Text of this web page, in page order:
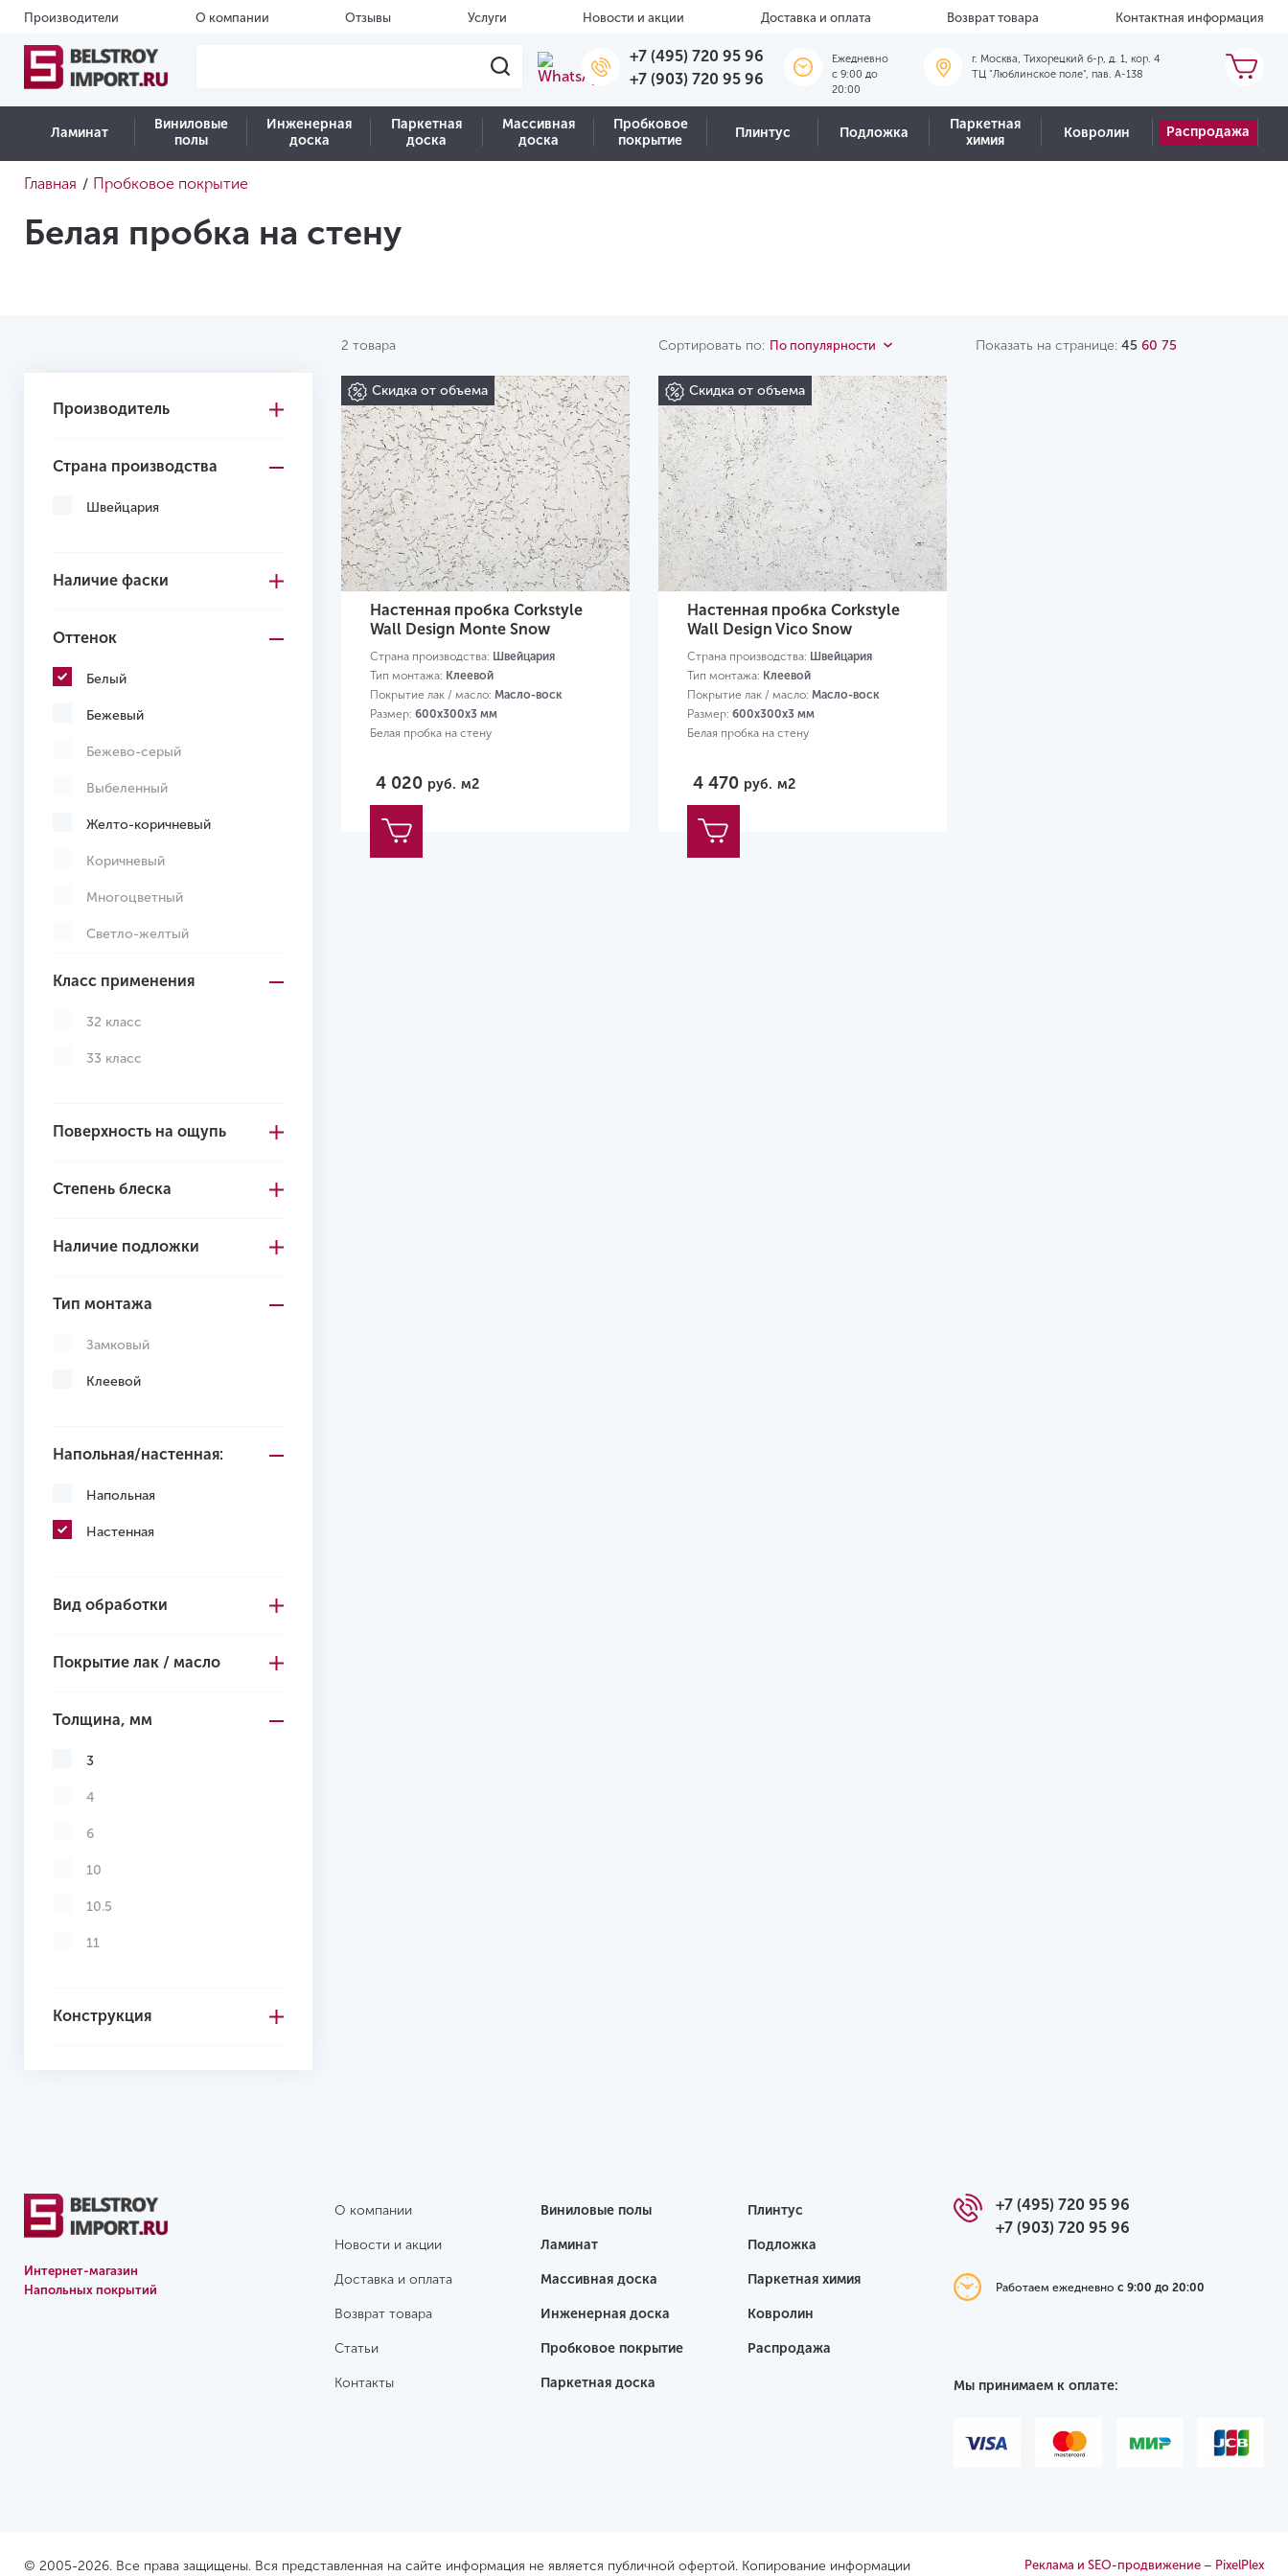
Производители О компании Отзывы Услуги Новости и акции Доставка и оплата Возврат товара Контактная информация
+7 (495) 720 95 96
+7 (903) 720 95 96
Ежедневно
c 9:00 до
20:00
г. Москва, Тихорецкий б-р, д. 1, кор. 4
ТЦ "Люблинское поле", пав. А-138
Ламинат
Виниловые
полы
Инженерная
доска
Паркетная
доска
Массивная
доска
Пробковое
покрытие
Плинтус Подложка
Паркетная
химия
Ковролин Распродажа
Главная / Пробковое покрытие
Белая пробка на стену
2 товара Сортировать по: По популярности Показать на странице: 45 60 75
Производитель
Страна производства
Швейцария
Наличие фаски
Оттенок
Белый
Бежевый
Бежево-серый
Выбеленный
Желто-коричневый
Коричневый
Многоцветный
Светло-желтый
Зеленый
Красный
Класс применения
32 класс
33 класс
Поверхность на ощупь
Степень блеска
Наличие подложки
Тип монтажа
Замковый
Клеевой
Напольная/настенная:
Напольная
Настенная
Вид обработки
Покрытие лак / масло
Толщина, мм
3
4
6
10
10.5
11
Конструкция
Скидка от объема
Настенная пробка Corkstyle
Wall Design Monte Snow
Страна производства: Швейцария
Тип монтажа: Клеевой
Покрытие лак / масло: Масло-воск
Размер: 600х300х3 мм
Белая пробка на стену
4 020 руб. м2
Скидка от объема
Настенная пробка Corkstyle
Wall Design Vico Snow
Страна производства: Швейцария
Тип монтажа: Клеевой
Покрытие лак / масло: Масло-воск
Размер: 600х300х3 мм
Белая пробка на стену
4 470 руб. м2
Интернет-магазин
Напольных покрытий
О компании
Новости и акции
Доставка и оплата
Возврат товара
Статьи
Контакты
Виниловые полы
Ламинат
Массивная доска
Инженерная доска
Пробковое покрытие
Паркетная доска
Плинтус
Подложка
Паркетная химия
Ковролин
Распродажа
+7 (495) 720 95 96
+7 (903) 720 95 96
Работаем ежедневнос 9:00 до 20:00
Мы принимаем к оплате:
© 2005-2026. Все права защищены. Вся представленная на сайте информация не является публичной офертой. Копирование информации Реклама и SEO-продвижение – PixelPlex